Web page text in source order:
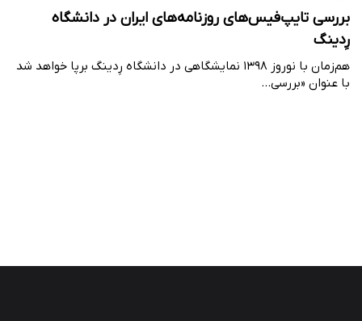
بررسی تایپ‌فیس‌های روزنامه‌های ایران در دانشگاه
رِدینگ
هم‌زمان با نوروز ۱۳۹۸ نمایشگاهی در دانشگاه رِدینگ برپا خواهد شد
با عنوان «بررسی…